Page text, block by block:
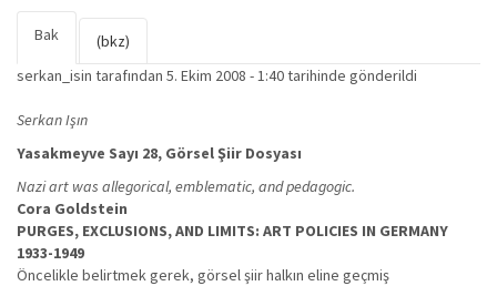
Birincil sekmeler
Bak
sekme)
(bkz)
serkan_isin tarafından 5. Ekim 2008 - 1:40 tarihinde gönderildi
Serkan Işın
Yasakmeyve Sayı 28, Görsel Şiir Dosyası
Nazi art was allegorical, emblematic, and pedagogic.
Cora Goldstein
PURGES, EXCLUSIONS, AND LIMITS: ART POLICIES IN GERMANY
1933-1949
Öncelikle belirtmek gerek, görsel şiir halkın eline geçmiş